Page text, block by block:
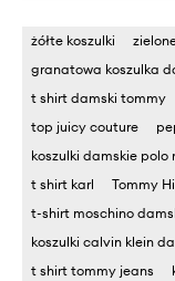
żółte koszulki
granatowa koszulka
t shirt damski tommy
top juicy couture
koszulki damskie polo
t shirt karl
Tommy
t-shirt moschino
koszulki calvin klein
t shirt tommy jeans